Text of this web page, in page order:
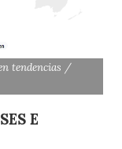
tendencias /
E